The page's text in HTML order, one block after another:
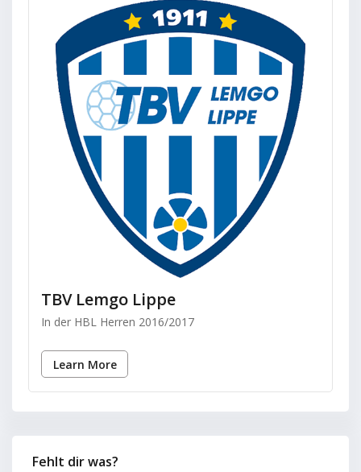
TBV Lemgo Lippe
In der HBL Herren 2016/2017
Learn More
Fehlt dir was?